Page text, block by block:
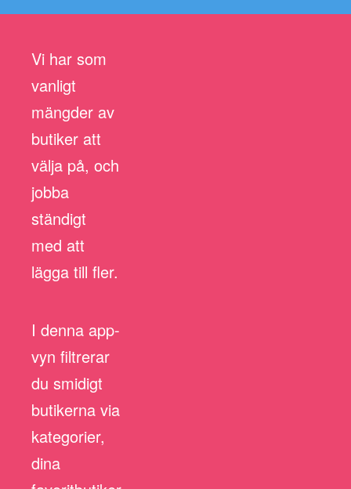
Vi har som
vanligt
mängder av
butiker att
välja på, och
jobba
ständigt
med att
lägga till fler.
I denna app-
vyn filtrerar
du smidigt
butikerna via
kategorier,
dina